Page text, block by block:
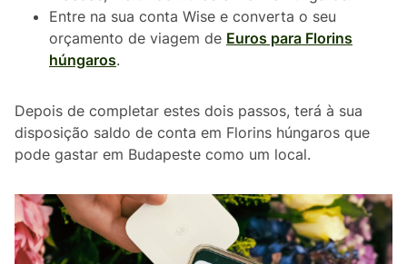
Entre na sua conta Wise e converta o seu
orçamento de viagem de Euros para Florins
húngaros.
Depois de completar estes dois passos, terá à sua
disposição saldo de conta em Florins húngaros que
pode gastar em Budapeste como um local.